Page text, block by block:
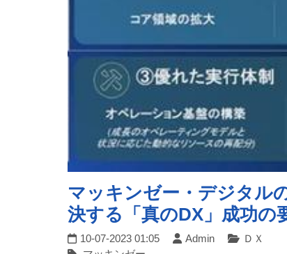
マッキンゼー・デジタル
決する「真のDX」成功の
10-07-2023 01:05 Admin
ＤＸ